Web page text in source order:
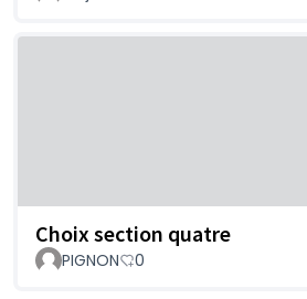
Choix section quatre
PIGNON 0